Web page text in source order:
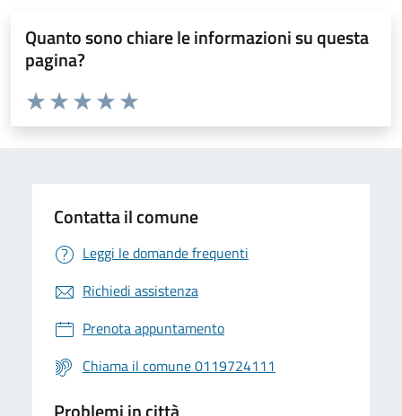
Quanto sono chiare le informazioni su questa
pagina?
Valuta da 1 a 5 stelle la pagina
Valuta 5 stelle su 5
Valuta 4 stelle su 5
Valuta 3 stelle su 5
Valuta 2 stelle su 5
Valuta 1 stelle su 5
Contatta il comune
Leggi le domande frequenti
Richiedi assistenza
Prenota appuntamento
Chiama il comune 0119724111